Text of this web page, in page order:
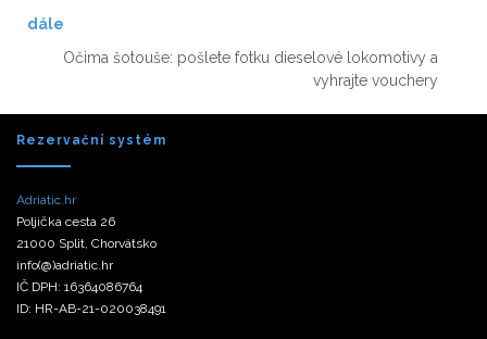
dále
Očima šotouše: pošlete fotku dieselové lokomotivy a
vyhrajte vouchery
Rezervační systém
Adriatic.hr
Poljička cesta 26
21000 Split, Chorvátsko
info(@)adriatic.hr
IČ DPH: 16364086764
ID: HR-AB-21-020038491